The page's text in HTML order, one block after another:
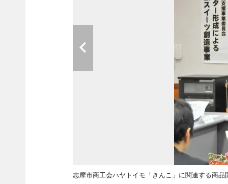
志摩市商工会ハヤトイモ「きんこ」に関連する商